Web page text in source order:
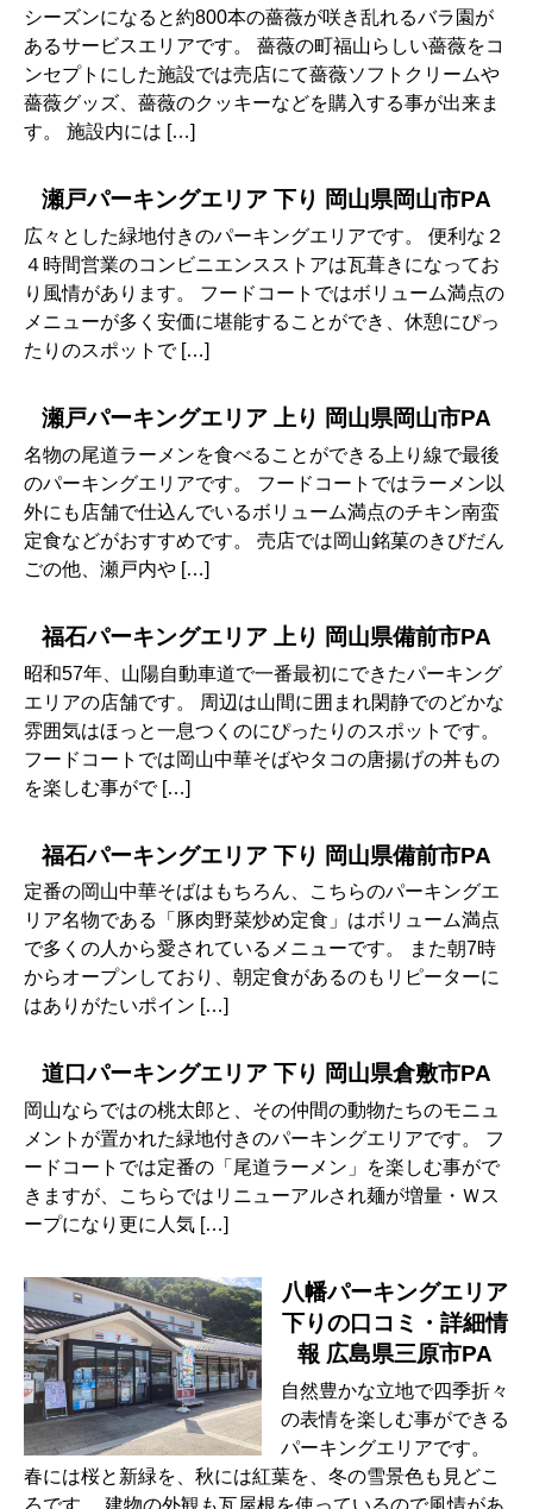
シーズンになると約800本の薔薇が咲き乱れるバラ園が
あるサービスエリアです。 薔薇の町福山らしい薔薇をコ
ンセプトにした施設では売店にて薔薇ソフトクリームや
薔薇グッズ、薔薇のクッキーなどを購入する事が出来ま
す。 施設内には […]
瀬戸パーキングエリア 下り 岡山県岡山市PA
広々とした緑地付きのパーキングエリアです。 便利な２
４時間営業のコンビニエンスストアは瓦葺きになってお
り風情があります。 フードコートではボリューム満点の
メニューが多く安価に堪能することができ、休憩にぴっ
たりのスポットで […]
瀬戸パーキングエリア 上り 岡山県岡山市PA
名物の尾道ラーメンを食べることができる上り線で最後
のパーキングエリアです。 フードコートではラーメン以
外にも店舗で仕込んでいるボリューム満点のチキン南蛮
定食などがおすすめです。 売店では岡山銘菓のきびだん
ごの他、瀬戸内や […]
福石パーキングエリア 上り 岡山県備前市PA
昭和57年、山陽自動車道で一番最初にできたパーキング
エリアの店舗です。 周辺は山間に囲まれ閑静でのどかな
雰囲気はほっと一息つくのにぴったりのスポットです。
フードコートでは岡山中華そばやタコの唐揚げの丼もの
を楽しむ事がで […]
福石パーキングエリア 下り 岡山県備前市PA
定番の岡山中華そばはもちろん、こちらのパーキングエ
リア名物である「豚肉野菜炒め定食」はボリューム満点
で多くの人から愛されているメニューです。 また朝7時
からオープンしており、朝定食があるのもリピーターに
はありがたいポイン […]
道口パーキングエリア 下り 岡山県倉敷市PA
岡山ならではの桃太郎と、その仲間の動物たちのモニュ
メントが置かれた緑地付きのパーキングエリアです。 フ
ードコートでは定番の「尾道ラーメン」を楽しむ事がで
きますが、こちらではリニューアルされ麺が増量・Ｗス
ープになり更に人気 […]
八幡パーキングエリア
下りの口コミ・詳細情
報 広島県三原市PA
自然豊かな立地で四季折々
の表情を楽しむ事ができる
パーキングエリアです。
春には桜と新緑を、秋には紅葉を、冬の雪景色も見どこ
ろです。 建物の外観も瓦屋根を使っているので風情があ